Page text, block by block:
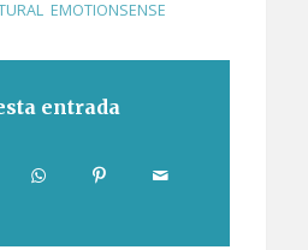
, EMOTIONSENSE
entrada